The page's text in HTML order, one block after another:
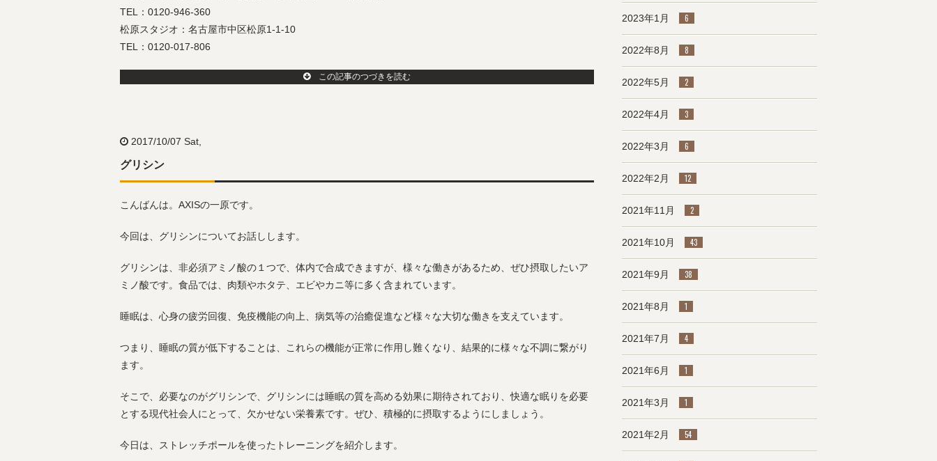
TEL：0120-946-360
松原スタジオ：名古屋市中区松原1-1-10
TEL：0120-017-806
この記事のつづきを読む
2017/10/07 Sat,
グリシン
こんばんは。AXISの一原です。
今回は、グリシンについてお話しします。
グリシンは、非必須アミノ酸の１つで、体内で合成できますが、様々な働きがあるため、ぜひ摂取したいア
ミノ酸です。食品では、肉類やホタテ、エビやカニ等に多く含まれています。
睡眠は、心身の疲労回復、免疫機能の向上、病気等の治癒促進など様々な大切な働きを支えています。
つまり、睡眠の質が低下することは、これらの機能が正常に作用し難くなり、結果的に様々な不調に繋がり
ます。
そこで、必要なのがグリシンで、グリシンには睡眠の質を高める効果に期待されており、快適な眠りを必要
とする現代社会人にとって、欠かせない栄養素です。ぜひ、積極的に摂取するようにしましょう。
今日は、ストレッチポールを使ったトレーニングを紹介します。
2023年1月 6
2022年8月 8
2022年5月 2
2022年4月 3
2022年3月 6
2022年2月 12
2021年11月 2
2021年10月 43
2021年9月 38
2021年8月 1
2021年7月 4
2021年6月 1
2021年3月 1
2021年2月 54